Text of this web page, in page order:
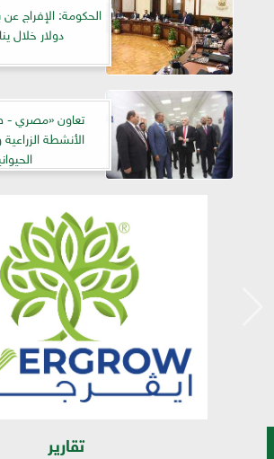
دولار خلال
تعاون «مصري -
الأنشطة
تقارير